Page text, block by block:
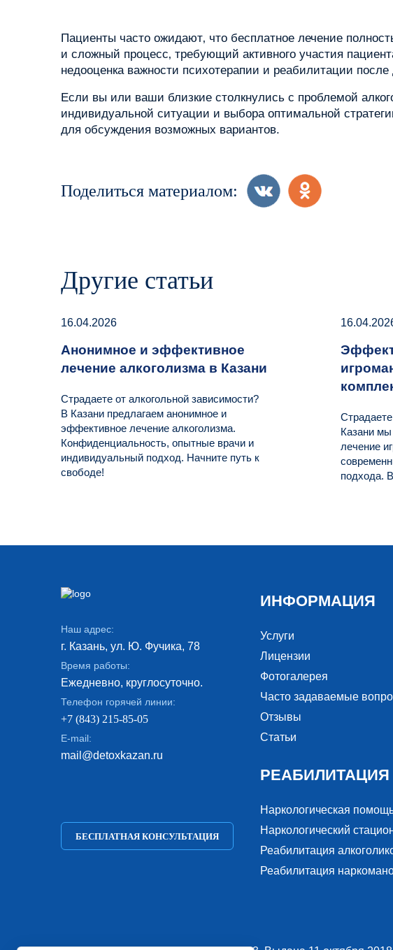
Пациенты часто ожидают‚ что бесплатное лечение
и сложный процесс‚ требующий активного участия
недооценка важности психотерапии и реабилитации
Если вы или ваши близкие столкнулись с проблемой
индивидуальной ситуации и выбора оптимальной
для обсуждения возможных вариантов.
Поделиться материалом:
Другие статьи
16.04.2026
Анонимное и эффективное
лечение алкоголизма в Казани
Страдаете от алкогольной зависимости?
В Казани предлагаем анонимное и
эффективное лечение алкоголизма.
Конфиденциальность, опытные врачи и
индивидуальный подход. Начните путь к
свободе!
Казани
лечение
подхода.
Наш адрес:
г. Казань, ул. Ю. Фучика, 78
Время работы:
Ежедневно, круглосуточно.
Телефон горячей линии:
+7 (843) 215-85-05
E-mail:
mail@detoxkazan.ru
БЕСПЛАТНАЯ КОНСУЛЬТАЦИЯ
ИНФОРМАЦИЯ
Услуги
Лицензии
Фотогалерея
Часто задаваемые
Отзывы
Статьи
РЕАБИЛИТАЦИЯ
Наркологическая
Наркологический
Реабилитация
Реабилитация